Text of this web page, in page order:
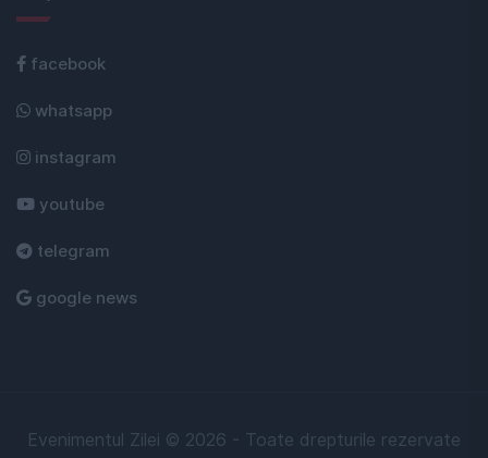
facebook
whatsapp
instagram
youtube
telegram
google news
Evenimentul Zilei © 2026 - Toate drepturile rezervate